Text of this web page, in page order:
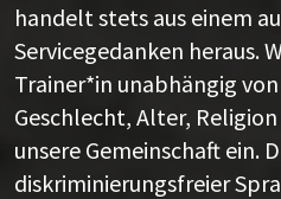
handelt stets aus einem
Servicegedanken heraus.
Trainer*in unabhängig
Geschlecht, Alter,
unsere Gemeinschaft ein.
diskriminierungsfreier